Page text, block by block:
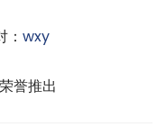
： wxy
荣誉推出